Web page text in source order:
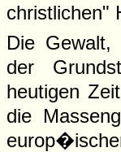
christlichen"
Die Gewalt,
der
heutigen
die